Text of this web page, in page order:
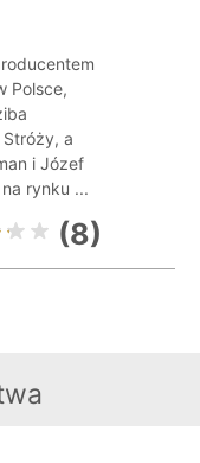
Polsce,
a
i Józef
rynku ...
(8)